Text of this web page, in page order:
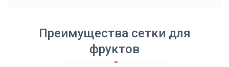
Преимущества сетки для
фруктов